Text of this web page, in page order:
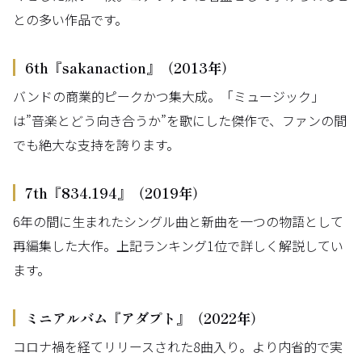
との多い作品です。
6th『sakanaction』（2013年）
バンドの商業的ピークかつ集大成。「ミュージック」
は”音楽とどう向き合うか”を歌にした傑作で、ファンの間
でも絶大な支持を誇ります。
7th『834.194』（2019年）
6年の間に生まれたシングル曲と新曲を一つの物語として
再編集した大作。上記ランキング1位で詳しく解説してい
ます。
ミニアルバム『アダプト』（2022年）
コロナ禍を経てリリースされた8曲入り。より内省的で実